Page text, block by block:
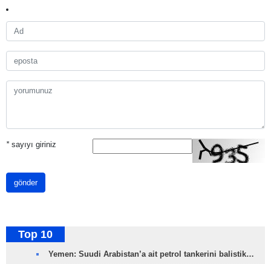
*sayıyı giriniz
gönder
Top 10
Yemen: Suudi Arabistan’a ait petrol tankerini balistik…